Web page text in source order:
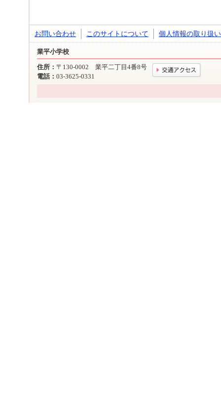
お問い合わせ このサイトについて 個人情報の取り扱い
業平小学校
住所： 〒130-0002 業平二丁目4番8号
電話： 03-3625-0331